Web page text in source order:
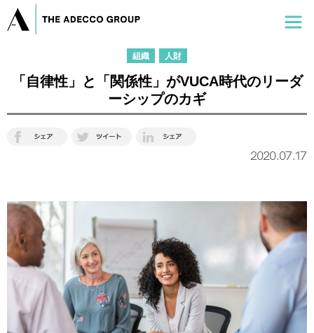
組織 人財
「自律性」と「関係性」がVUCA時代のリーダ
ーシップのカギ
2020.07.17